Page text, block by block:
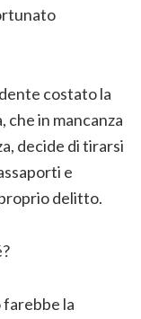
costato la
che in mancanza
decide di tirarsi
e
delitto.
farebbe la